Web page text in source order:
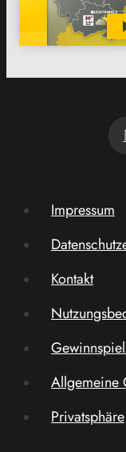
Impressum
Kontakt
Allgemeine
Privatsphäre